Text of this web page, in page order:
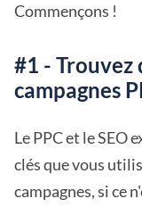
Commençons !
#1 - Trouvez
campagnes
Le PPC et le SEO
clés que vous
campagnes, si ce